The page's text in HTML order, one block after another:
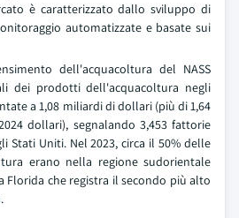
è caratterizzato dallo sviluppo di
automatizzate e basate sui
dell'acquacoltura del NASS
dei prodotti dell'acquacoltura negli
a 1,08 miliardi di dollari (più di 1,64
dollari), segnalando 3,453 fattorie
Stati Uniti. Nel 2023, circa il 50% delle
erano nella regione sudorientale
Florida che registra il secondo più alto